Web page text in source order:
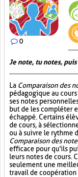
0
Je note, tu notes,
La Comparaison des
pédagogique au
ses notes
but de les compléter
échappé. Certains
de cours, à
ou à suivre le rythme
Comparaison des
efficace pour qu'ils
leurs notes de cours.
seulement une
travail de coopération